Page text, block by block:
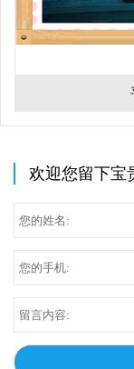
欢迎您留下宝